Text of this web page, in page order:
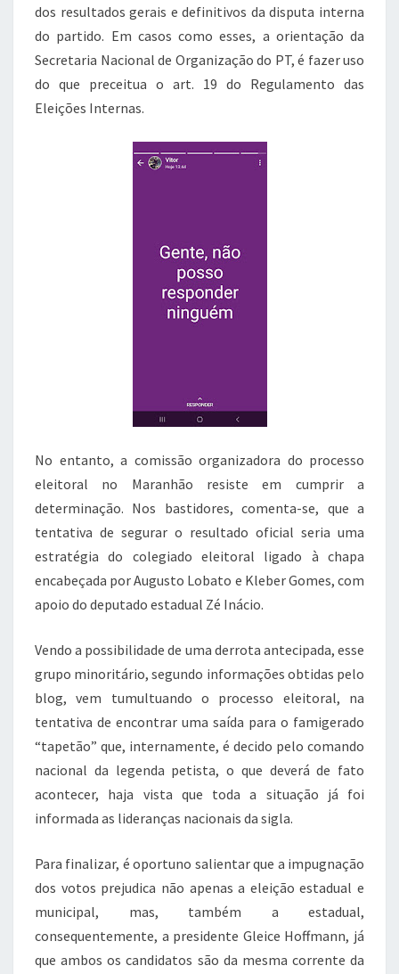
dos resultados gerais e definitivos da disputa interna
do partido. Em casos como esses, a orientação da
Secretaria Nacional de Organização do PT, é fazer uso
do que preceitua o art. 19 do Regulamento das
Eleições Internas.
No entanto, a comissão organizadora do processo
eleitoral no Maranhão resiste em cumprir a
determinação. Nos bastidores, comenta-se, que a
tentativa de segurar o resultado oficial seria uma
estratégia do colegiado eleitoral ligado à chapa
encabeçada por Augusto Lobato e Kleber Gomes, com
apoio do deputado estadual Zé Inácio.
Vendo a possibilidade de uma derrota antecipada, esse
grupo minoritário, segundo informações obtidas pelo
blog, vem tumultuando o processo eleitoral, na
tentativa de encontrar uma saída para o famigerado
“tapetão” que, internamente, é decido pelo comando
nacional da legenda petista, o que deverá de fato
acontecer, haja vista que toda a situação já foi
informada as lideranças nacionais da sigla.
Para finalizar, é oportuno salientar que a impugnação
dos votos prejudica não apenas a eleição estadual e
municipal, mas, também a estadual,
consequentemente, a presidente Gleice Hoffmann, já
que ambos os candidatos são da mesma corrente da